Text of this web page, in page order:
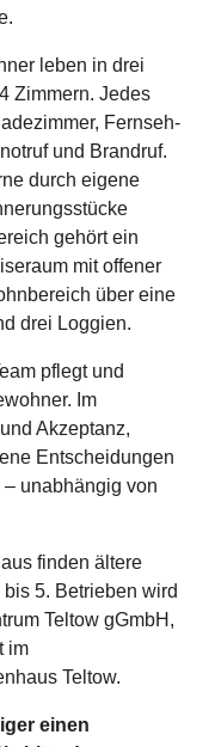
leben in drei
Zimmern. Jedes
Fernseh-
und Brandruf.
durch eigene
gehört ein
mit offener
über eine
drei Loggien.
pflegt und
Im
Akzeptanz,
Entscheidungen
unabhängig von
finden ältere
5. Betrieben wird
Teltow gGmbH,
im
Teltow.
einen